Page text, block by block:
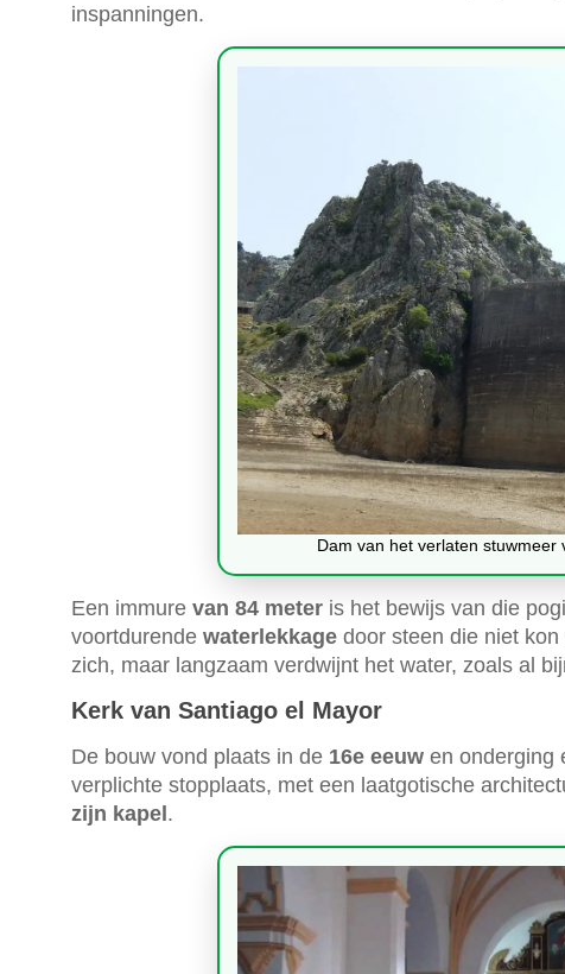
inspanningen.
Dam van het verlaten stuwmeer
Een immure van 84 meter is het bewijs van die
voortdurende waterlekkage door steen die niet
zich, maar langzaam verdwijnt het water, zoals al
Kerk van Santiago el Mayor
De bouw vond plaats in de 16e eeuw en onderging
verplichte stopplaats, met een laatgotische
zijn kapel .